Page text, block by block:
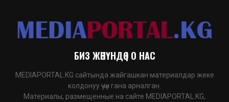
БИЗ ЖӨНҮНДӨ | О НАС
MEDIAPORTAL.KG сайтында жайгашкан материалдар жеке
колдонуу үчүн гана арналган.
Материалы, размещенные на сайте MEDIAPORTAL.KG,